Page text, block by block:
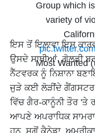
Group which
variety of
Most Wanted
ਇਸ ਤੋਂ ਇਲਾਵਾ ਇਸ
ਉਸਦੇ ਸਾਥੀਆਂ, ਗੋਲਡੀ
ਨੈੱਟਵਰਕ ਨੂੰ ਨਿਸ਼ਾਨਾ
ਜੁੜੇ ਕਈ ਲੋੜੀਂਦੇ
ਵਿੱਚ ਗੈਰ-ਕਾਨੂੰਨੀ ਤੌਰ 'ਤੇ
ਆਪਣੇ ਅਪਰਾਧਿਕ